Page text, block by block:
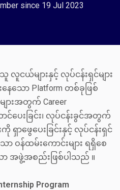
since 19 Jul 2023
ငယ်များနှင့် လုပ်ငန်းရှင်များ
သော Platform တစ်ခုဖြစ်
ားအတွက် Career
ာင်ပေးခြင်း၊ လုပ်ငန်းခွင်အတွက်
ာဖွေပေးခြင်းနှင့် လုပ်ငန်းရှင်
ဝန်ထမ်းကောင်းများ ရရှိစေ
အဖွဲ့အစည်းဖြစ်ပါသည် ။
Program